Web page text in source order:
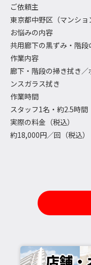
ご依頼主
東京都中野区（マンショ
お悩みの内容
共用廊下の黒ずみ・階
作業内容
廊下・階段の掃き拭き
ンスガラス拭き
作業時間
スタッフ1名・約2.5時間
実際の料金（税込）
約18,000円／回（税込）